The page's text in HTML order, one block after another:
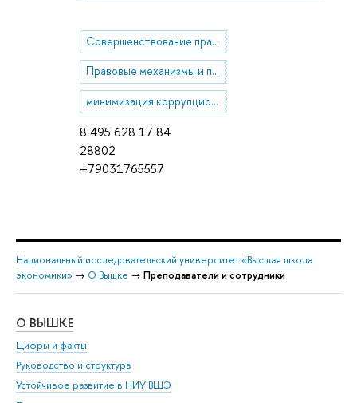
8 495 628 17 84
28802
+79031765557
Совершенствование правового регулирования предпринимательской деятельности
Правовые механизмы и процедуры продвижения интересов бизнеса при принятии управленческих и регуляторных решений
минимизация коррупционных рисков при взаимодействии бизнеса и власти
Национальный исследовательский университет «Высшая школа
экономики» → О Вышке → Преподаватели и сотрудники
О ВЫШКЕ
Цифры и факты
Руководство и структура
Устойчивое развитие в НИУ ВШЭ